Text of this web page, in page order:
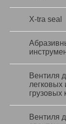
X-tra seal
Вентиля
легковых
грузовых
Вентиля